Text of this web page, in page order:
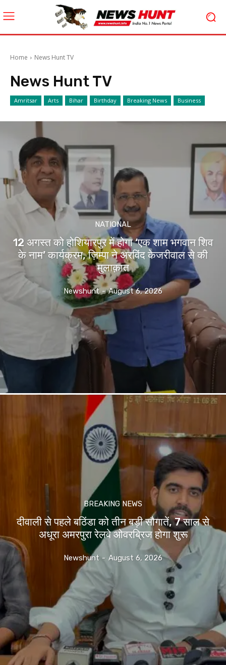
Home News Hunt TV
News Hunt TV
Amritsar Arts Bihar Birthday Breaking News Business
NATIONAL
12 अगस्त को होशियारपुर में होगा ‘एक शाम भगवान शिव
के नाम’ कार्यक्रम, ज़िम्पा ने अरविंद केजरीवाल से की
मुलाक़ात
Newshunt - August 6, 2026
BREAKING NEWS
दीवाली से पहले बठिंडा को तीन बड़ी सौगातें, 7 साल से
अधूरा अमरपुरा रेलवे ओवरब्रिज होगा शुरू
Newshunt - August 6, 2026